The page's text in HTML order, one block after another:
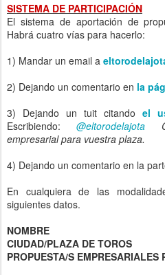
SISTEMA DE PARTICIPACIÓN
El sistema de aportación de
Habrá cuatro vías para hacerlo:
1) Mandar un email a
2) Dejando un comentario en la
3) Dejando un tuit citando el
Escribiendo:@eltorodelajota
empresarial para vuestra plaza.
4) Dejando un comentario en la
En cualquiera de las
siguientes datos.
NOMBRE
CIUDAD/PLAZA DE TOROS
PROPUESTA/S EMPRESARIALES